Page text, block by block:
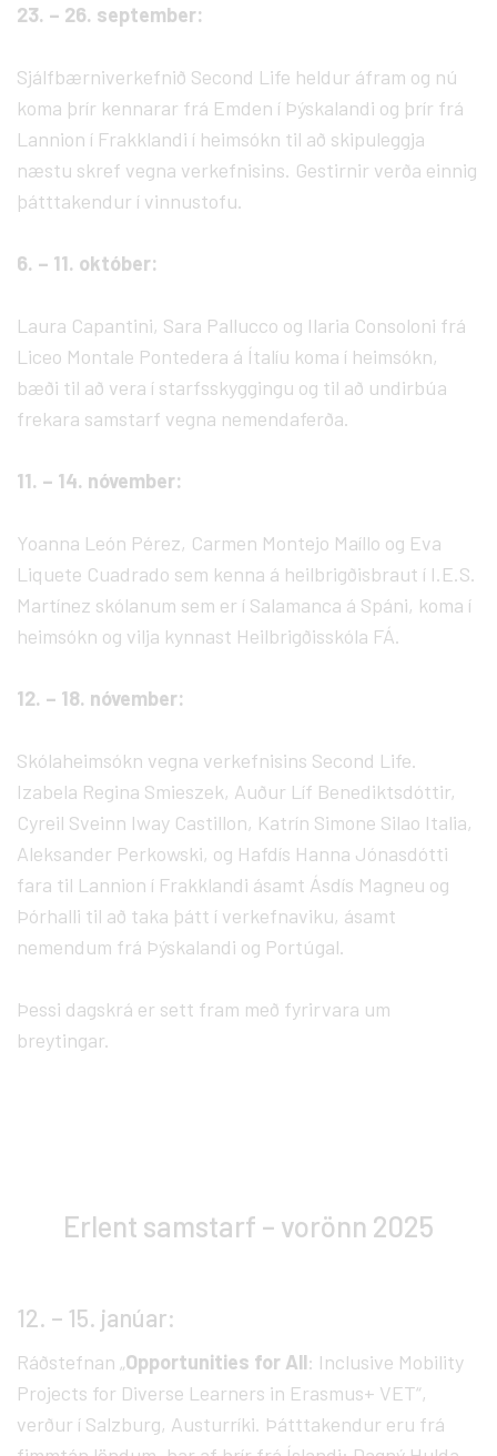
23. – 26. september:
Sjálfbærniverkefnið Second Life heldur áfram og nú
koma þrír kennarar frá Emden í Þýskalandi og þrír frá
Lannion í Frakklandi í heimsókn til að skipuleggja
næstu skref vegna verkefnisins. Gestirnir verða einnig
þátttakendur í vinnustofu.
6. – 11. október:
Laura Capantini, Sara Pallucco og Ilaria Consoloni frá
Liceo Montale Pontedera á Ítalíu koma í heimsókn,
bæði til að vera í starfsskyggingu og til að undirbúa
frekara samstarf vegna nemendaferða.
11. – 14. nóvember:
Yoanna León Pérez, Carmen Montejo Maíllo og Eva
Liquete Cuadrado sem kenna á heilbrigðisbraut í I.E.S.
Martínez skólanum sem er í Salamanca á Spáni, koma í
heimsókn og vilja kynnast Heilbrigðisskóla FÁ.
12. – 18. nóvember:
Skólaheimsókn vegna verkefnisins Second Life.
Izabela Regina Smieszek, Auður Líf Benediktsdóttir,
Cyreil Sveinn Iway Castillon, Katrín Simone Silao Italia,
Aleksander Perkowski, og Hafdís Hanna Jónasdótti
fara til Lannion í Frakklandi ásamt Ásdís Magneu og
Þórhalli til að taka þátt í verkefnaviku, ásamt
nemendum frá Þýskalandi og Portúgal.
Þessi dagskrá er sett fram með fyrirvara um
breytingar.
Erlent samstarf – vorönn 2025
12. – 15. janúar:
Ráðstefnan „Opportunities for All: Inclusive Mobility
Projects for Diverse Learners in Erasmus+ VET“,
verður í Salzburg, Austurríki. Þátttakendur eru frá